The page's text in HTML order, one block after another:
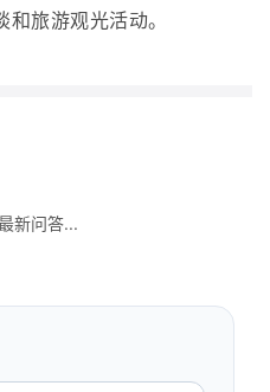
旅游观光活动。
新问答...